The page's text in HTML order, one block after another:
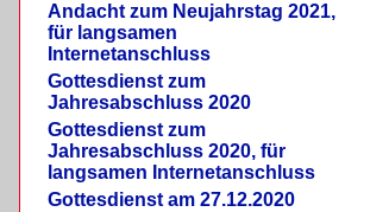
Andacht zum Neujahrstag 2021,
für langsamen
Internetanschluss
Gottesdienst zum
Jahresabschluss 2020
Gottesdienst zum
Jahresabschluss 2020, für
langsamen Internetanschluss
Gottesdienst am 27.12.2020